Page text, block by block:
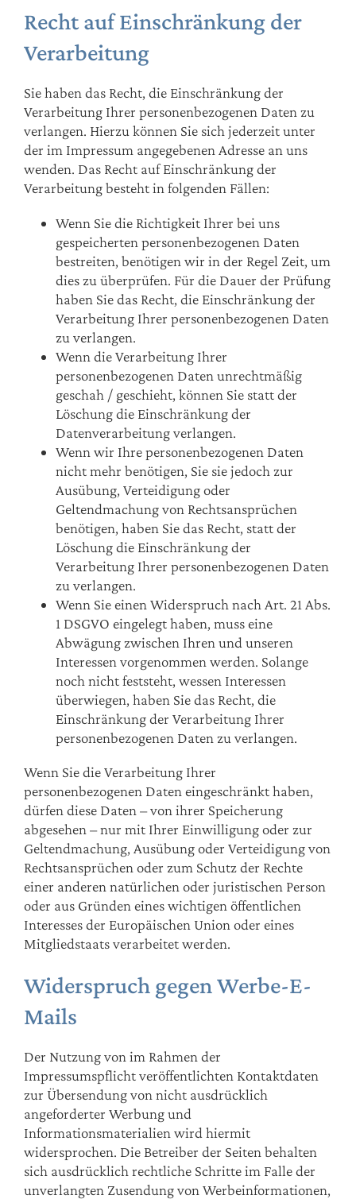
Recht auf Einschränkung der
Verarbeitung
Sie haben das Recht, die Einschränkung der
Verarbeitung Ihrer personenbezogenen Daten zu
verlangen. Hierzu können Sie sich jederzeit unter
der im Impressum angegebenen Adresse an uns
wenden. Das Recht auf Einschränkung der
Verarbeitung besteht in folgenden Fällen:
Wenn Sie die Richtigkeit Ihrer bei uns
gespeicherten personenbezogenen Daten
bestreiten, benötigen wir in der Regel Zeit, um
dies zu überprüfen. Für die Dauer der Prüfung
haben Sie das Recht, die Einschränkung der
Verarbeitung Ihrer personenbezogenen Daten
zu verlangen.
Wenn die Verarbeitung Ihrer
personenbezogenen Daten unrechtmäßig
geschah / geschieht, können Sie statt der
Löschung die Einschränkung der
Datenverarbeitung verlangen.
Wenn wir Ihre personenbezogenen Daten
nicht mehr benötigen, Sie sie jedoch zur
Ausübung, Verteidigung oder
Geltendmachung von Rechtsansprüchen
benötigen, haben Sie das Recht, statt der
Löschung die Einschränkung der
Verarbeitung Ihrer personenbezogenen Daten
zu verlangen.
Wenn Sie einen Widerspruch nach Art. 21 Abs.
1 DSGVO eingelegt haben, muss eine
Abwägung zwischen Ihren und unseren
Interessen vorgenommen werden. Solange
noch nicht feststeht, wessen Interessen
überwiegen, haben Sie das Recht, die
Einschränkung der Verarbeitung Ihrer
personenbezogenen Daten zu verlangen.
Wenn Sie die Verarbeitung Ihrer
personenbezogenen Daten eingeschränkt haben,
dürfen diese Daten – von ihrer Speicherung
abgesehen – nur mit Ihrer Einwilligung oder zur
Geltendmachung, Ausübung oder Verteidigung von
Rechtsansprüchen oder zum Schutz der Rechte
einer anderen natürlichen oder juristischen Person
oder aus Gründen eines wichtigen öffentlichen
Interesses der Europäischen Union oder eines
Mitgliedstaats verarbeitet werden.
Widerspruch gegen Werbe-E-
Mails
Der Nutzung von im Rahmen der
Impressumspflicht veröffentlichten Kontaktdaten
zur Übersendung von nicht ausdrücklich
angeforderter Werbung und
Informationsmaterialien wird hiermit
widersprochen. Die Betreiber der Seiten behalten
sich ausdrücklich rechtliche Schritte im Falle der
unverlangten Zusendung von Werbeinformationen,